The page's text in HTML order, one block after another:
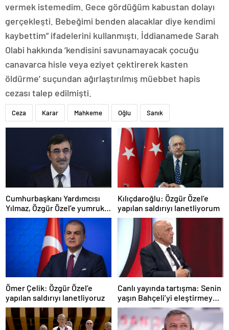
vermek istemedim. Gece gördüğüm kabustan dolayı
gerçekleşti. Bebeğimi benden alacaklar diye kendimi
kaybettim” ifadelerini kullanmıştı. İddianamede Sarah
Olabi hakkında ‘kendisini savunamayacak çocuğu
canavarca hisle veya eziyet çektirerek kasten
öldürme’ suçundan ağırlaştırılmış müebbet hapis
cezası talep edilmişti.
Ceza Karar Mahkeme Oğlu Sanık
Cumhurbaşkanı Yardımcısı
Yılmaz, Özgür Özel’e yumruklu
saldırıyı kınadı
Kılıçdaroğlu: Özgür Özel’e
yapılan saldırıyı lanetliyorum
Ömer Çelik: Özgür Özel’e
yapılan saldırıyı lanetliyoruz
Canlı yayında tartışma: Senin
yaşın Bahçeli’yi eleştirmeye
yetmez